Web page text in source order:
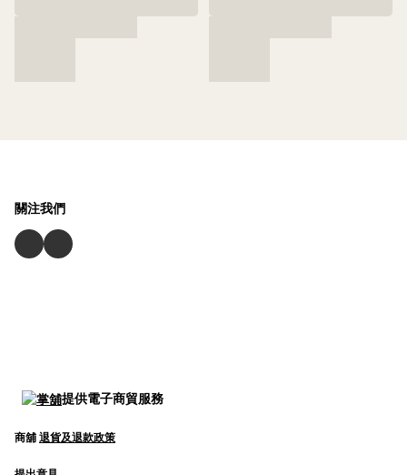
關注我們
提供電子商貿服務
商舖 退貨及退款政策